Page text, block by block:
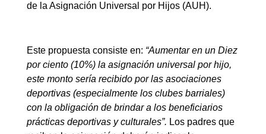
de la Asignación Universal por Hijos (AUH).
Este propuesta consiste en: “Aumentar en un Diez
por ciento (10%)la asignación universal por hijo,
este monto sería recibido por las asociaciones
deportivas (especialmente los clubes barriales)
con la obligación de brindar a los beneficiarios
prácticas deportivas y culturales”. Los padres que